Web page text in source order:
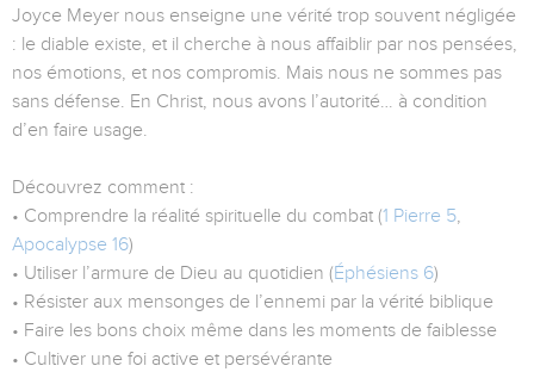
Joyce Meyer nous enseigne une vérité trop souvent négligée
: le diable existe, et il cherche à nous affaiblir par nos pensées,
nos émotions, et nos compromis. Mais nous ne sommes pas
sans défense. En Christ, nous avons l’autorité… à condition
d’en faire usage.
Découvrez comment :
• Comprendre la réalité spirituelle du combat (1 Pierre 5,
Apocalypse 16)
• Utiliser l’armure de Dieu au quotidien (Éphésiens 6)
• Résister aux mensonges de l’ennemi par la vérité biblique
• Faire les bons choix même dans les moments de faiblesse
• Cultiver une foi active et persévérante